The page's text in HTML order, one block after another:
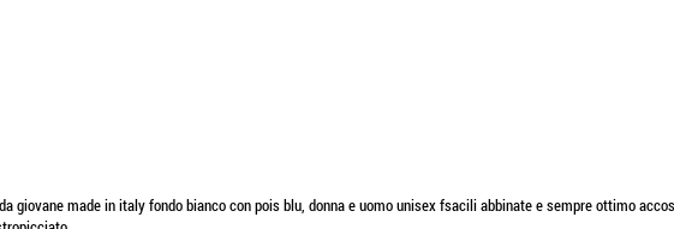
giovane made in italy fondo bianco con pois blu, donna e uomo unisex fsacili abbinate e sempre ottimo